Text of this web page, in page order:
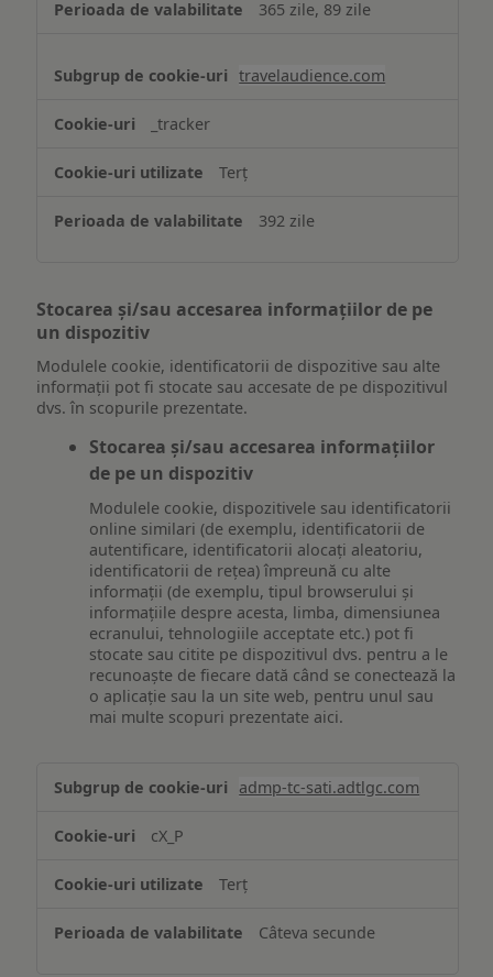
365 zile, 89 zile
travelaudience.com
_tracker
Terț
392 zile
Stocarea și/sau accesarea informațiilor de pe
un dispozitiv
Modulele cookie, identificatorii de dispozitive sau alte
informații pot fi stocate sau accesate de pe dispozitivul
dvs. în scopurile prezentate.
Stocarea și/sau accesarea informațiilor
de pe un dispozitiv
Modulele cookie, dispozitivele sau identificatorii
online similari (de exemplu, identificatorii de
autentificare, identificatorii alocați aleatoriu,
identificatorii de rețea) împreună cu alte
informații (de exemplu, tipul browserului și
informațiile despre acesta, limba, dimensiunea
ecranului, tehnologiile acceptate etc.) pot fi
stocate sau citite pe dispozitivul dvs. pentru a le
recunoaște de fiecare dată când se conectează la
o aplicație sau la un site web, pentru unul sau
mai multe scopuri prezentate aici.
și/sau
informațiilor
pe
dispozitiv
admp-tc-sati.adtlgc.com
cX_P
Terț
Câteva secunde